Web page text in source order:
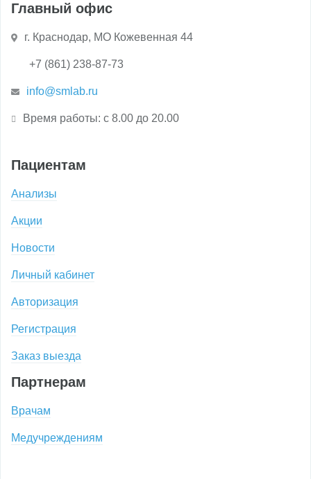
Пациентам
Анализы
Акции
Новости
Личный кабинет
Авторизация
Регистрация
Заказ выезда
Партнерам
Врачам
Медучреждениям
Главный офис
г. Краснодар, МО Кожевенная 44
+7 (861) 238-87-73
info@smlab.ru
Время работы: с 8.00 до 20.00